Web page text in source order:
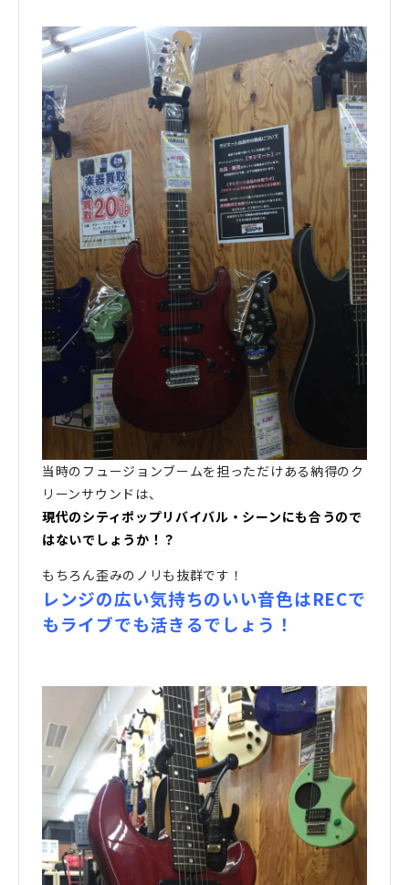
当時のフュージョンブームを担っただけある納得のク
リーンサウンドは、
現代のシティポップリバイバル・シーンにも合うので
はないでしょうか！？
もちろん歪みのノリも抜群です！
レンジの広い気持ちのいい音色はRECで
もライブでも活きるでしょう！